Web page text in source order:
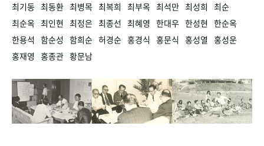
최기동 최동환 최병목 최복희 최부옥 최석만 최성희 최순
최순옥 최인현 최정은 최종선 최혜영 한대우 한성현 한순옥
한용석 함순성 함희순 허경순 홍경식 홍문식 홍성열 홍성운
홍재영 홍종관 황문남